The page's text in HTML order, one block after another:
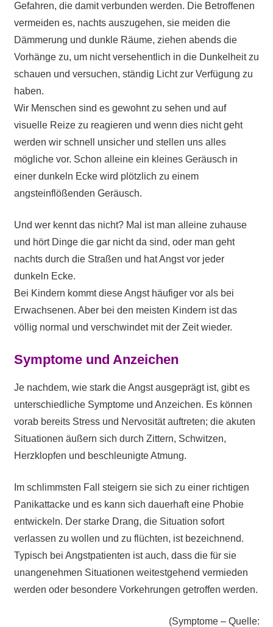
Gefahren, die damit verbunden werden. Die Betroffenen
vermeiden es, nachts auszugehen, sie meiden die
Dämmerung und dunkle Räume, ziehen abends die
Vorhänge zu, um nicht versehentlich in die Dunkelheit zu
schauen und versuchen, ständig Licht zur Verfügung zu
haben.
Wir Menschen sind es gewohnt zu sehen und auf
visuelle Reize zu reagieren und wenn dies nicht geht
werden wir schnell unsicher und stellen uns alles
mögliche vor. Schon alleine ein kleines Geräusch in
einer dunkeln Ecke wird plötzlich zu einem
angsteinflößenden Geräusch.
Und wer kennt das nicht? Mal ist man alleine zuhause
und hört Dinge die gar nicht da sind, oder man geht
nachts durch die Straßen und hat Angst vor jeder
dunkeln Ecke.
Bei Kindern kommt diese Angst häufiger vor als bei
Erwachsenen. Aber bei den meisten Kindern ist das
völlig normal und verschwindet mit der Zeit wieder.
Symptome und Anzeichen
Je nachdem, wie stark die Angst ausgeprägt ist, gibt es
unterschiedliche Symptome und Anzeichen. Es können
vorab bereits Stress und Nervosität auftreten; die akuten
Situationen äußern sich durch Zittern, Schwitzen,
Herzklopfen und beschleunigte Atmung.
Im schlimmsten Fall steigern sie sich zu einer richtigen
Panikattacke und es kann sich dauerhaft eine Phobie
entwickeln. Der starke Drang, die Situation sofort
verlassen zu wollen und zu flüchten, ist bezeichnend.
Typisch bei Angstpatienten ist auch, dass die für sie
unangenehmen Situationen weitestgehend vermieden
werden oder besondere Vorkehrungen getroffen werden.
(Symptome – Quelle: